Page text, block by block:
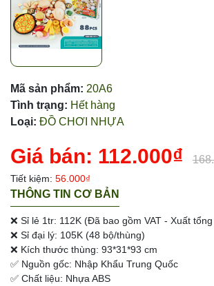
Mã sản phẩm: 20A6
Tình trạng: Hết hàng
Loại: ĐỒ CHƠI NHỰA
Giá bán: 112.000₫
Tiết kiệm: 56.000₫
THÔNG TIN CƠ BẢN
❌ Sỉ lẻ 1tr: 112K (Đã bao gồm VAT - Xuất
❌ Sỉ đại lý: 105K (48 bộ/thùng)
❌ Kích thước thùng: 93*31*93 cm
✅ Nguồn gốc: Nhập Khẩu Trung Quốc
✅ Chất liệu: Nhựa ABS